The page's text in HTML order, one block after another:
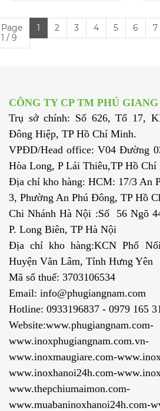
Page
1 / 9
1 2 3 4 5 6 7
CÔNG TY CP TM PHÚ
Trụ sở chính: Số 626, Tổ 17,
Đông Hiệp, TP Hồ Chí Minh.
VPĐD/Head office: V04 Đường
Hòa Long, P Lái Thiêu,TP Hồ Chí
Địa chỉ kho hàng: HCM: 17/3 An
3, Phường An Phú Đông, TP Hồ
Chi Nhánh Hà Nội :Số 56 Ngõ
P. Long Biên, TP Hà Nội
Địa chỉ kho hàng:KCN Phố
Huyện Văn Lâm, Tỉnh Hưng Yên
Mã số thuế: 3703106534
Email: info@phugiangnam.com
Hotline: 0933196837 - 0979 165
Website:www.phugiangnam.com-
www.inoxphugiangnam.com.vn-
www.inoxmaugiare.com-
www.inoxhanoi24h.com-
www.thepchiumaimon.com-
www.muabaninoxhanoi24h.com-